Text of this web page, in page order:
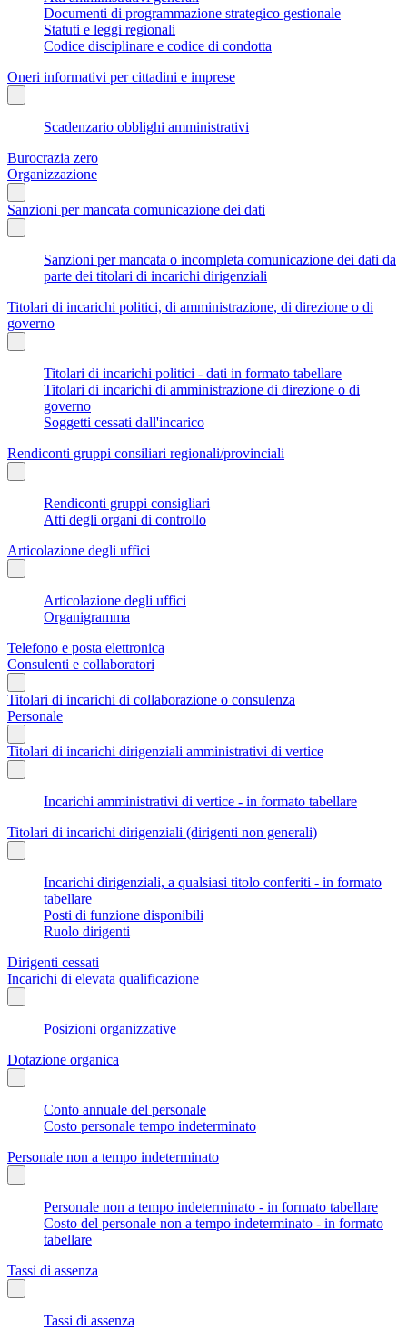
Documenti di programmazione strategico gestionale
Statuti e leggi regionali
Codice disciplinare e codice di condotta
Oneri informativi per cittadini e imprese
Scadenzario obblighi amministrativi
Burocrazia zero
Organizzazione
Sanzioni per mancata comunicazione dei dati
Sanzioni per mancata o incompleta comunicazione dei dati da
parte dei titolari di incarichi dirigenziali
Titolari di incarichi politici, di amministrazione, di direzione o di
governo
Titolari di incarichi politici - dati in formato tabellare
Titolari di incarichi di amministrazione di direzione o di
governo
Soggetti cessati dall'incarico
Rendiconti gruppi consiliari regionali/provinciali
Rendiconti gruppi consigliari
Atti degli organi di controllo
Articolazione degli uffici
Articolazione degli uffici
Organigramma
Telefono e posta elettronica
Consulenti e collaboratori
Titolari di incarichi di collaborazione o consulenza
Personale
Titolari di incarichi dirigenziali amministrativi di vertice
Incarichi amministrativi di vertice - in formato tabellare
Titolari di incarichi dirigenziali (dirigenti non generali)
Incarichi dirigenziali, a qualsiasi titolo conferiti - in formato
tabellare
Posti di funzione disponibili
Ruolo dirigenti
Dirigenti cessati
Incarichi di elevata qualificazione
Posizioni organizzative
Dotazione organica
Conto annuale del personale
Costo personale tempo indeterminato
Personale non a tempo indeterminato
Personale non a tempo indeterminato - in formato tabellare
Costo del personale non a tempo indeterminato - in formato
tabellare
Tassi di assenza
Tassi di assenza